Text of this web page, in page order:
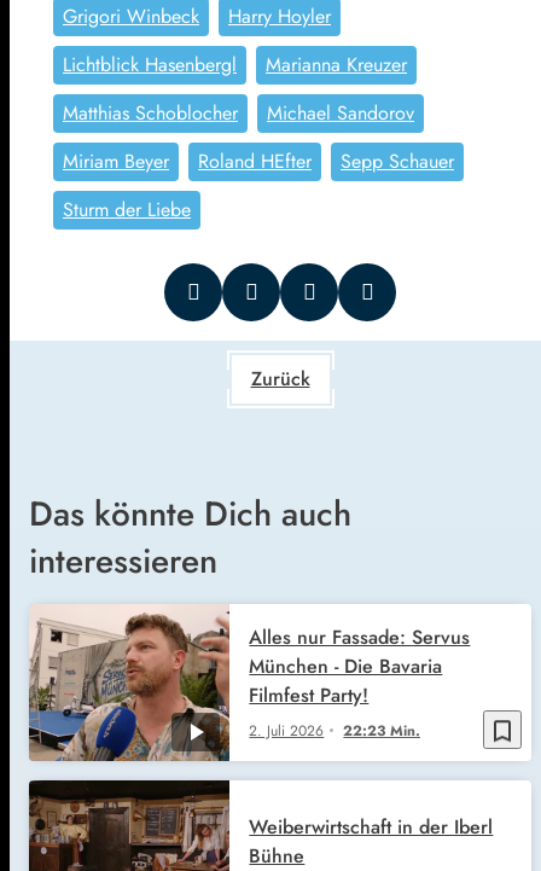
Grigori Winbeck
Harry Hoyler
Lichtblick Hasenbergl
Marianna Kreuzer
Matthias Schoblocher
Michael Sandorov
Miriam Beyer
Roland HEfter
Sepp Schauer
Sturm der Liebe
Zurück
Das könnte Dich auch
interessieren
bookmark_border
2. Juli 2026 22:23 Min.
Alles nur Fassade: Servus
München - Die Bavaria
Filmfest Party!
Weiberwirtschaft in der Iberl
Bühne